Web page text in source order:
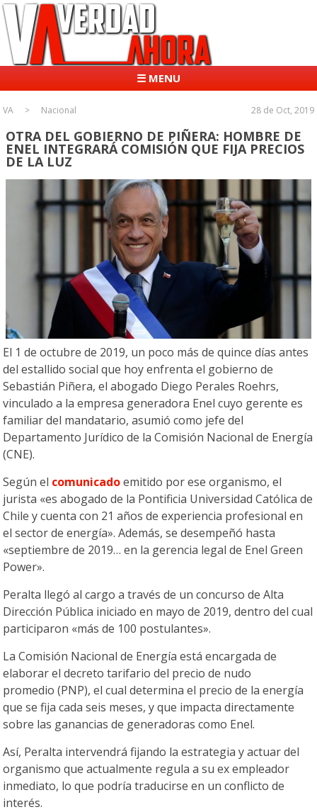
☰ MENU
VA Nacional 28 de Oct, 2019
OTRA DEL GOBIERNO DE PIÑERA: HOMBRE DE
ENEL INTEGRARÁ COMISIÓN QUE FIJA PRECIOS
DE LA LUZ
El 1 de octubre de 2019, un poco más de quince días antes
del estallido social que hoy enfrenta el gobierno de
Sebastián Piñera, el abogado Diego Perales Roehrs,
vinculado a la empresa generadora Enel cuyo gerente es
familiar del mandatario, asumió como jefe del
Departamento Jurídico de la Comisión Nacional de Energía
(CNE).
Según el comunicadoemitido por ese organismo, el
jurista «es abogado de la Pontificia Universidad Católica de
Chile y cuenta con 21 años de experiencia profesional en
el sector de energía». Además, se desempeñó hasta
«septiembre de 2019… en la gerencia legal de Enel Green
Power».
Peralta llegó al cargo a través de un concurso de Alta
Dirección Pública iniciado en mayo de 2019, dentro del cual
participaron «más de 100 postulantes».
La Comisión Nacional de Energía está encargada de
elaborar el decreto tarifario del precio de nudo
promedio (PNP), el cual determina el precio de la energía
que se fija cada seis meses, y que impacta directamente
sobre las ganancias de generadoras como Enel.
Así, Peralta intervendrá fijando la estrategia y actuar del
organismo que actualmente regula a su ex empleador
inmediato, lo que podría traducirse en un conflicto de
interés.